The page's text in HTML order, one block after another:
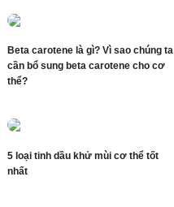
Beta carotene là gì? Vì sao chúng ta
cần bổ sung beta carotene cho cơ
thể?
5 loại tinh dầu khử mùi cơ thể tốt
nhất